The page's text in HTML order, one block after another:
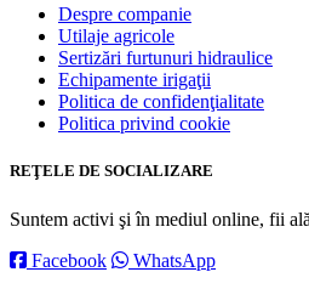
Despre companie
Utilaje agricole
Sertizări furtunuri hidraulice
Echipamente irigaţii
Politica de confidenţialitate
Politica privind cookie
REŢELE DE SOCIALIZARE
Suntem activi şi în mediul online, fii
Facebook
WhatsApp